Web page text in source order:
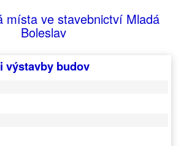
místa ve stavebnictví Mladá
Boleslav
výstavby budov